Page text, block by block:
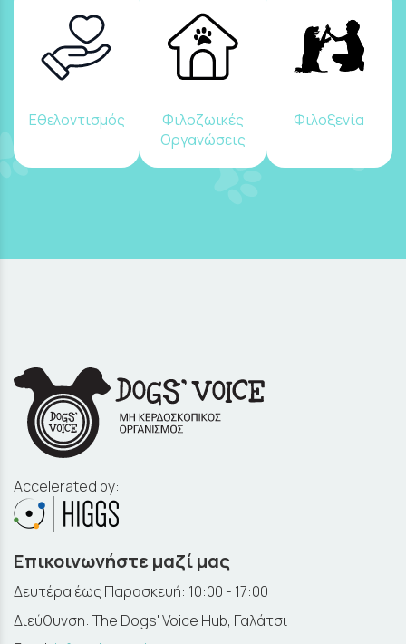
Εθελοντισμός
Φιλοζωικές
Οργανώσεις
Φιλοξενία
Accelerated by:
Επικοινωνήστε μαζί μας
Δευτέρα έως Παρασκευή: 10:00 - 17:00
Διεύθυνση: The Dogs' Voice Hub, Γαλάτσι